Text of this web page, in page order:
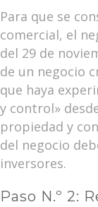
Para que se
comercial, el
del 29 de
de un negocio
que haya
y control»
propiedad y
del negocio
inversores.
Paso N.º 2: